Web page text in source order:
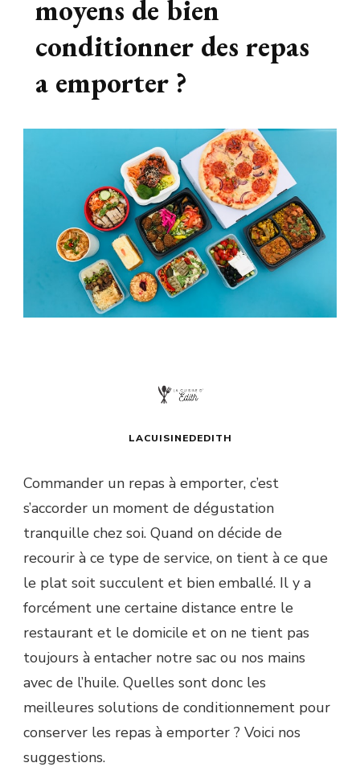
moyens de bien
conditionner des repas
a emporter ?
LACUISINEDEDITH
Commander un repas à emporter, c’est
s’accorder un moment de dégustation
tranquille chez soi. Quand on décide de
recourir à ce type de service, on tient à ce que
le plat soit succulent et bien emballé. Il y a
forcément une certaine distance entre le
restaurant et le domicile et on ne tient pas
toujours à entacher notre sac ou nos mains
avec de l’huile. Quelles sont donc les
meilleures solutions de conditionnement pour
conserver les repas à emporter ? Voici nos
suggestions.